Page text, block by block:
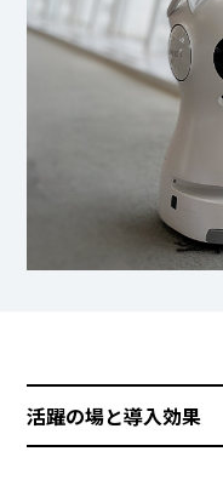
活躍の場と導入効果